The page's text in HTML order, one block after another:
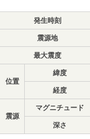
発生時刻
震源地
最大震度
位置
緯度
経度
震源
マグニチュード
深さ